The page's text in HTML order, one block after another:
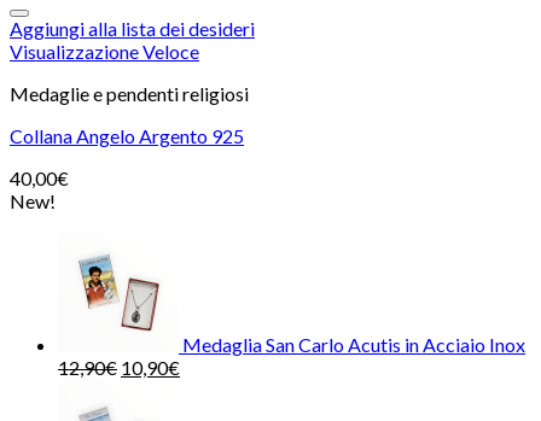
Aggiungi alla lista dei desideri
Visualizzazione Veloce
Medaglie e pendenti religiosi
Collana Angelo Argento 925
40,00€
New!
Medaglia San Carlo Acutis in Acciaio Inox
12,90€ 10,90€